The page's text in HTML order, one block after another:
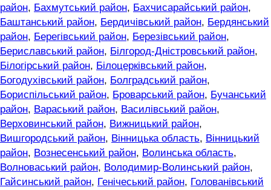
район, Бахмутський район, Бахчисарайський район,
Баштанський район, Бердичівський район, Бердянський
район, Берегівський район, Березівський район,
Бериславський район, Білгород-Дністровський район,
Білогірський район, Білоцерківський район,
Богодухівський район, Болградський район,
Бориспільський район, Броварський район, Бучанський
район, Вараський район, Василівський район,
Верховинський район, Вижницький район,
Вишгородський район, Вінницька область, Вінницький
район, Вознесенський район, Волинська область,
Волноваський район, Володимир-Волинський район,
Гайсинський район, Генічеський район, Голованівський